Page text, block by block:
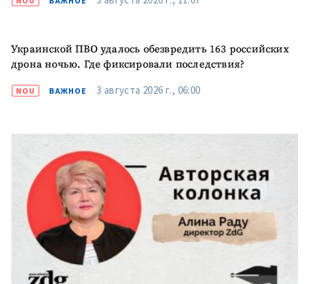
Украинской ПВО удалось обезвредить 163 российских
дрона ночью. Где фиксировали последствия?
NOU ВАЖНОЕ 3 августа 2026 г., 06:00